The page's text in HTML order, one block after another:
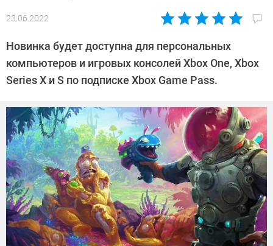
23.06.2022
Автор:
Кошик
Новинка будет доступна для персональных
компьютеров и игровых консолей Xbox One, Xbox
Series X и S по подписке Xbox Game Pass.